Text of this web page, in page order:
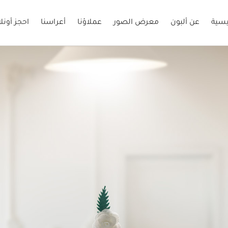
عن ألبون معرض الصور عملاؤنا أعراسنا احجز